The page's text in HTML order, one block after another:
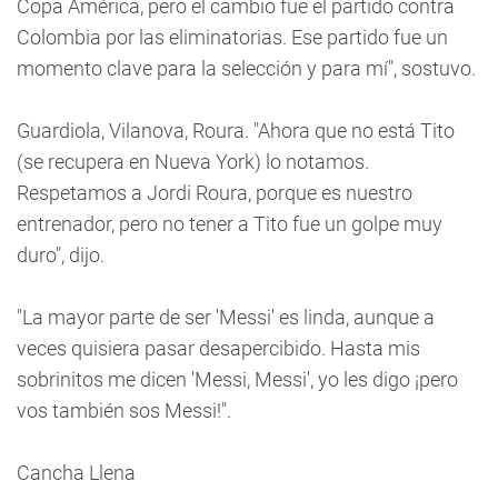
Copa América, pero el cambio fue el partido contra
Colombia por las eliminatorias. Ese partido fue un
momento clave para la selección y para mí", sostuvo.
Guardiola, Vilanova, Roura. "Ahora que no está Tito
(se recupera en Nueva York) lo notamos.
Respetamos a Jordi Roura, porque es nuestro
entrenador, pero no tener a Tito fue un golpe muy
duro", dijo.
"La mayor parte de ser 'Messi' es linda, aunque a
veces quisiera pasar desapercibido. Hasta mis
sobrinitos me dicen 'Messi, Messi', yo les digo ¡pero
vos también sos Messi!".
Cancha Llena